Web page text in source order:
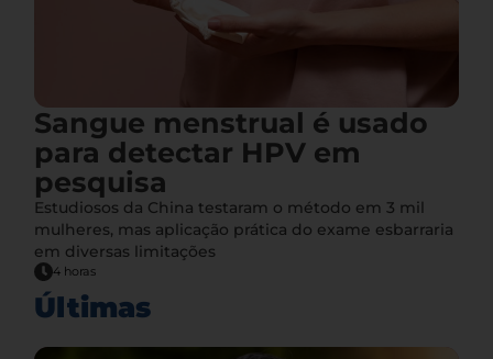
Sangue menstrual é usado
para detectar HPV em
pesquisa
Estudiosos da China testaram o método em 3 mil
mulheres, mas aplicação prática do exame esbarraria
em diversas limitações
4 horas
Últimas